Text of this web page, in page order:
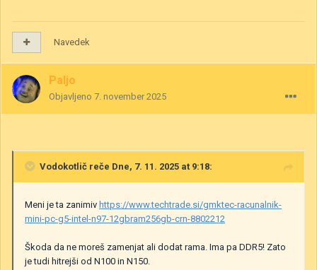
Navedek
Paljo
Objavljeno 7. november 2025
Vodokotlič reče Dne, 7. 11. 2025 at 9:18:
Meni je ta zanimiv https://www.techtrade.si/gmktec-racunalnik-
mini-pc-g5-intel-n97-12gbram256gb-crn-8802212
Škoda da ne moreš zamenjat ali dodat rama. Ima pa DDR5! Zato
je tudi hitrejši od N100 in N150.